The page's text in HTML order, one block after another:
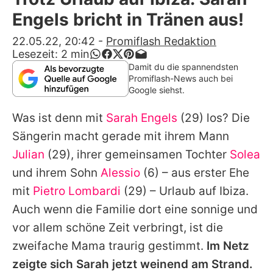
Alle Themen auf Promiflash
App runterladen
Team
Redaktionelle Richtlinien
Impressum
Datenschutzerklärung
Nutzungsbedingungen
Utiq verwalten
Engels bricht in Tränen aus!
22.05.22, 20:42 - Promiflash Redaktion
Lesezeit: 2 min
Damit du die spannendsten
Promiflash-News auch bei
Google siehst.
Was ist denn mit Sarah Engels (29) los? Die
Sängerin macht gerade mit ihrem Mann
Julian (29), ihrer gemeinsamen Tochter Solea
und ihrem Sohn Alessio (6) – aus erster Ehe
mit Pietro Lombardi (29) – Urlaub auf Ibiza.
Auch wenn die Familie dort eine sonnige und
vor allem schöne Zeit verbringt, ist die
zweifache Mama traurig gestimmt. Im Netz
zeigte sich Sarah jetzt weinend am Strand.